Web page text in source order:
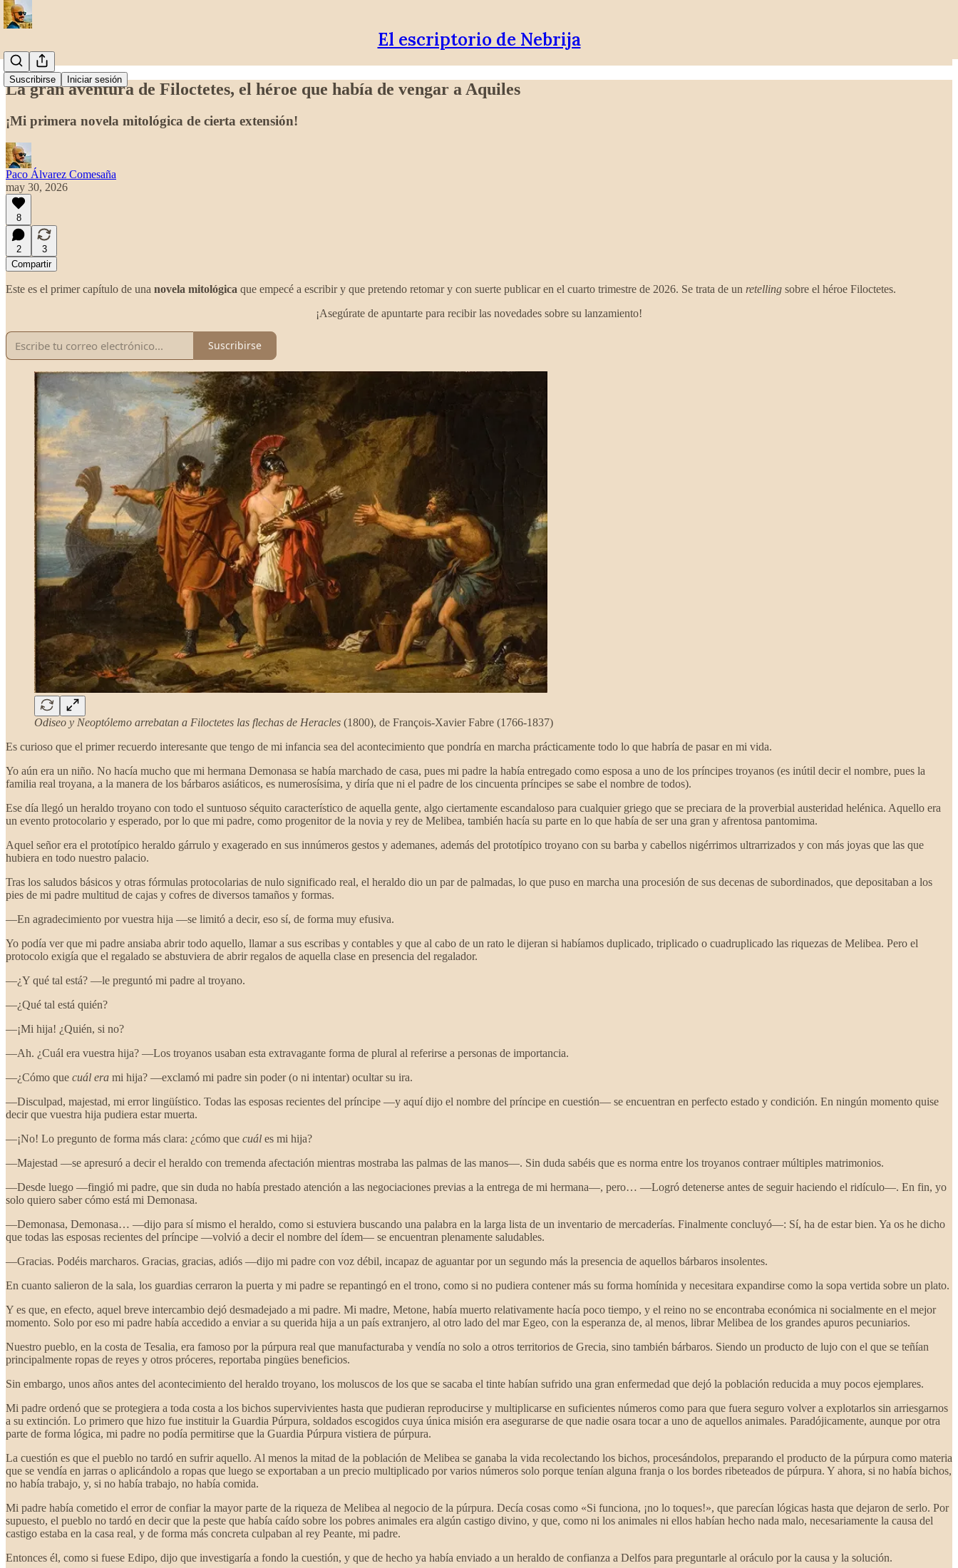
El escriptorio de Nebrija
Suscribirse Iniciar sesión
La gran aventura de Filoctetes, el héroe que había de vengar a Aquiles
¡Mi primera novela mitológica de cierta extensión!
Paco Álvarez Comesaña
may 30, 2026
8
2
3
Compartir
Este es el primer capítulo de una novela mitológica que empecé a escribir y que pretendo retomar y con suerte publicar en el cuarto trimestre de 2026. Se trata de un retelling sobre el héroe Filoctetes.
¡Asegúrate de apuntarte para recibir las novedades sobre su lanzamiento!
Suscribirse
Odiseo y Neoptólemo arrebatan a Filoctetes las flechas de Heracles (1800), de François-Xavier Fabre (1766-1837)
Es curioso que el primer recuerdo interesante que tengo de mi infancia sea del acontecimiento que pondría en marcha prácticamente todo lo que habría de pasar en mi vida.
Yo aún era un niño. No hacía mucho que mi hermana Demonasa se había marchado de casa, pues mi padre la había entregado como esposa a uno de los príncipes troyanos (es inútil decir el nombre, pues la
familia real troyana, a la manera de los bárbaros asiáticos, es numerosísima, y diría que ni el padre de los cincuenta príncipes se sabe el nombre de todos).
Ese día llegó un heraldo troyano con todo el suntuoso séquito característico de aquella gente, algo ciertamente escandaloso para cualquier griego que se preciara de la proverbial austeridad helénica. Aquello era
un evento protocolario y esperado, por lo que mi padre, como progenitor de la novia y rey de Melibea, también hacía su parte en lo que había de ser una gran y afrentosa pantomima.
Aquel señor era el prototípico heraldo gárrulo y exagerado en sus innúmeros gestos y ademanes, además del prototípico troyano con su barba y cabellos nigérrimos ultrarrizados y con más joyas que las que
hubiera en todo nuestro palacio.
Tras los saludos básicos y otras fórmulas protocolarias de nulo significado real, el heraldo dio un par de palmadas, lo que puso en marcha una procesión de sus decenas de subordinados, que depositaban a los
pies de mi padre multitud de cajas y cofres de diversos tamaños y formas.
—En agradecimiento por vuestra hija —se limitó a decir, eso sí, de forma muy efusiva.
Yo podía ver que mi padre ansiaba abrir todo aquello, llamar a sus escribas y contables y que al cabo de un rato le dijeran si habíamos duplicado, triplicado o cuadruplicado las riquezas de Melibea. Pero el
protocolo exigía que el regalado se abstuviera de abrir regalos de aquella clase en presencia del regalador.
—¿Y qué tal está? —le preguntó mi padre al troyano.
—¿Qué tal está quién?
—¡Mi hija! ¿Quién, si no?
—Ah. ¿Cuál era vuestra hija? —Los troyanos usaban esta extravagante forma de plural al referirse a personas de importancia.
—¿Cómo que cuál era mi hija? —exclamó mi padre sin poder (o ni intentar) ocultar su ira.
—Disculpad, majestad, mi error lingüístico. Todas las esposas recientes del príncipe —y aquí dijo el nombre del príncipe en cuestión— se encuentran en perfecto estado y condición. En ningún momento quise
decir que vuestra hija pudiera estar muerta.
—¡No! Lo pregunto de forma más clara: ¿cómo que cuál es mi hija?
—Majestad —se apresuró a decir el heraldo con tremenda afectación mientras mostraba las palmas de las manos—. Sin duda sabéis que es norma entre los troyanos contraer múltiples matrimonios.
—Desde luego —fingió mi padre, que sin duda no había prestado atención a las negociaciones previas a la entrega de mi hermana—, pero… —Logró detenerse antes de seguir haciendo el ridículo—. En fin, yo
solo quiero saber cómo está mi Demonasa.
—Demonasa, Demonasa… —dijo para sí mismo el heraldo, como si estuviera buscando una palabra en la larga lista de un inventario de mercaderías. Finalmente concluyó—: Sí, ha de estar bien. Ya os he dicho
que todas las esposas recientes del príncipe —volvió a decir el nombre del ídem— se encuentran plenamente saludables.
—Gracias. Podéis marcharos. Gracias, gracias, adiós —‍dijo mi padre con voz débil, incapaz de aguantar por un segundo más la presencia de aquellos bárbaros insolentes.
En cuanto salieron de la sala, los guardias cerraron la puerta y mi padre se repantingó en el trono, como si no pudiera contener más su forma homínida y necesitara expandirse como la sopa vertida sobre un plato.
Y es que, en efecto, aquel breve intercambio dejó desmadejado a mi padre. Mi madre, Metone, había muerto relativamente hacía poco tiempo, y el reino no se encontraba económica ni socialmente en el mejor
momento. Solo por eso mi padre había accedido a enviar a su querida hija a un país extranjero, al otro lado del mar Egeo, con la esperanza de, al menos, librar Melibea de los grandes apuros pecuniarios.
Nuestro pueblo, en la costa de Tesalia, era famoso por la púrpura real que manufacturaba y vendía no solo a otros territorios de Grecia, sino también bárbaros. Siendo un producto de lujo con el que se teñían
principalmente ropas de reyes y otros próceres, reportaba pingües beneficios.
Sin embargo, unos años antes del acontecimiento del heraldo troyano, los moluscos de los que se sacaba el tinte habían sufrido una gran enfermedad que dejó la población reducida a muy pocos ejemplares.
Mi padre ordenó que se protegiera a toda costa a los bichos supervivientes hasta que pudieran reproducirse y multiplicarse en suficientes números como para que fuera seguro volver a explotarlos sin arriesgarnos
a su extinción. Lo primero que hizo fue instituir la Guardia Púrpura, soldados escogidos cuya única misión era asegurarse de que nadie osara tocar a uno de aquellos animales. Paradójicamente, aunque por otra
parte de forma lógica, mi padre no podía permitirse que la Guardia Púrpura vistiera de púrpura.
La cuestión es que el pueblo no tardó en sufrir aquello. Al menos la mitad de la población de Melibea se ganaba la vida recolectando los bichos, procesándolos, preparando el producto de la púrpura como materia
que se vendía en jarras o aplicándolo a ropas que luego se exportaban a un precio multiplicado por varios números solo porque tenían alguna franja o los bordes ribeteados de púrpura. Y ahora, si no había bichos,
no había trabajo, y, si no había trabajo, no había comida.
Mi padre había cometido el error de confiar la mayor parte de la riqueza de Melibea al negocio de la púrpura. Decía cosas como «Si funciona, ¡no lo toques!», que parecían lógicas hasta que dejaron de serlo. Por
supuesto, el pueblo no tardó en decir que la peste que había caído sobre los pobres animales era algún castigo divino, y que, como ni los animales ni ellos habían hecho nada malo, necesariamente la causa del
castigo estaba en la casa real, y de forma más concreta culpaban al rey Peante, mi padre.
Entonces él, como si fuese Edipo, dijo que investigaría a fondo la cuestión, y que de hecho ya había enviado a un heraldo de confianza a Delfos para preguntarle al oráculo por la causa y la solución.